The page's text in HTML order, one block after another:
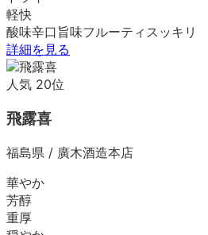
軽快
酸味辛口 旨味フルーティ スッキリ
詳細を見る
人気 20位
飛露喜
福島県 / 廣木酒造本店
華やか
芳醇
重厚